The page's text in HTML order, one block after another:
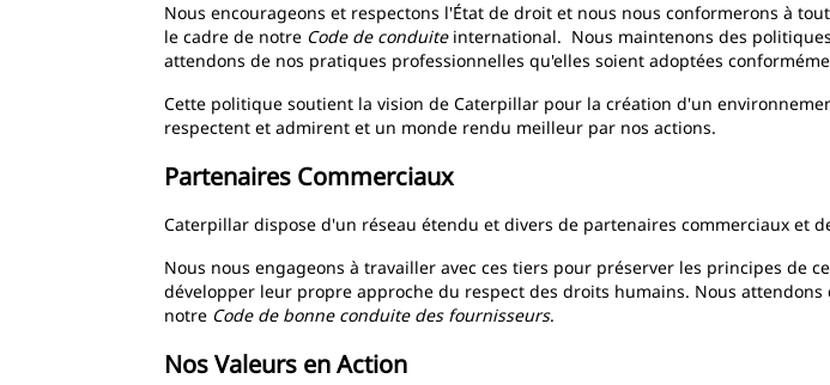
Nous encourageons et respectons l'État de droit et nous nous conformerons à
le cadre de notre Code de conduiteinternational. Nous maintenons des
attendons de nos pratiques professionnelles qu'elles soient adoptées
Cette politique soutient la vision de Caterpillar pour la création d'un
respectent et admirent et un monde rendu meilleur par nos actions.
Partenaires Commerciaux
Caterpillar dispose d'un réseau étendu et divers de partenaires commerciaux et
Nous nous engageons à travailler avec ces tiers pour préserver les principes de
développer leur propre approche du respect des droits humains. Nous
notre Code de bonne conduite des fournisseurs.
Nos Valeurs en Action